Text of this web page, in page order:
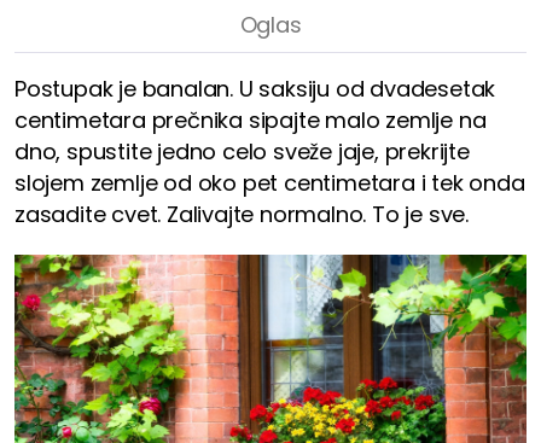
Postupak je banalan. U saksiju od dvadesetak
centimetara prečnika sipajte malo zemlje na
dno, spustite jedno celo sveže jaje, prekrijte
slojem zemlje od oko pet centimetara i tek onda
zasadite cvet. Zalivajte normalno. To je sve.